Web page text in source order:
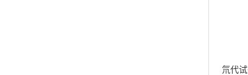
氘代